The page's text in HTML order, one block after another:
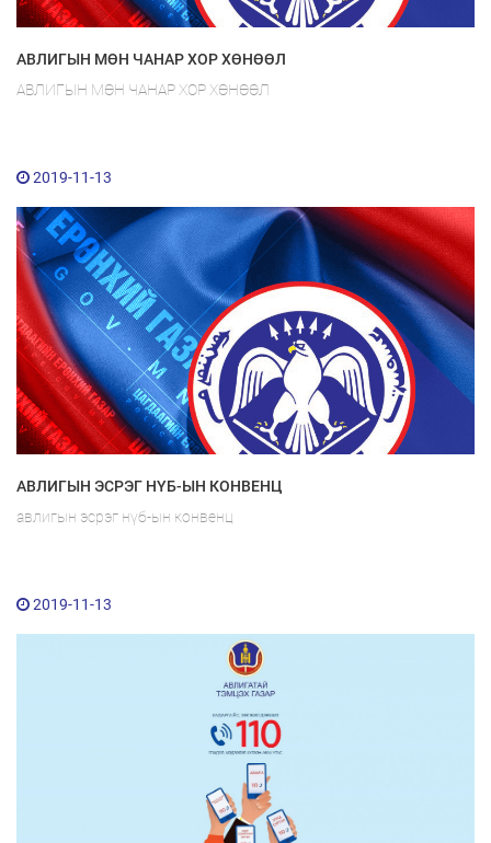
АВЛИГЫН МӨН ЧАНАР ХОР ХӨНӨӨЛ
АВЛИГЫН МӨН ЧАНАР ХОР ХӨНӨӨЛ
2019-11-13
АВЛИГЫН ЭСРЭГ НҮБ-ЫН КОНВЕНЦ
авлигын эсрэг нүб-ын конвенц
2019-11-13